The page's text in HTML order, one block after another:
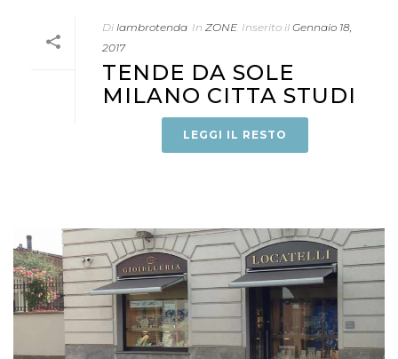
Di lambrotenda In ZONE Inserito il Gennaio 18,
2017
TENDE DA SOLE
MILANO CITTA STUDI
LEGGI IL RESTO